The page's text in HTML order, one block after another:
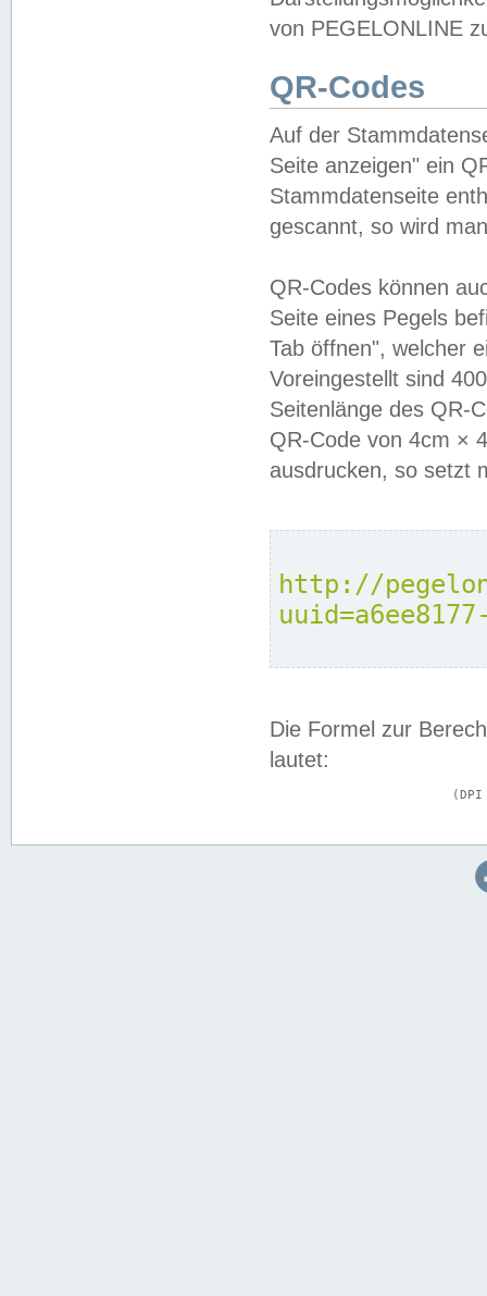
von PEGELONLINE
QR-Codes
Auf der
Seite anzeigen" ein
Stammdatenseite
gescannt, so wird
QR-Codes können
Seite eines Pegels
Tab öffnen", welcher
Voreingestellt sind
Seitenlänge des QR-
QR-Code von 4cm ×
ausdrucken, so setzt
http://
Die Formel zur
lautet: